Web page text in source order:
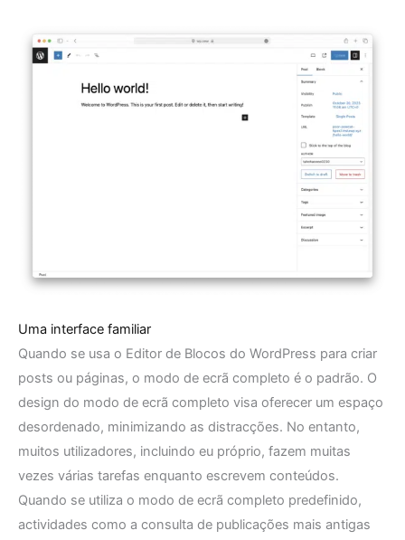
Uma interface familiar
Quando se usa o Editor de Blocos do WordPress para criar
posts ou páginas, o modo de ecrã completo é o padrão. O
design do modo de ecrã completo visa oferecer um espaço
desordenado, minimizando as distracções. No entanto,
muitos utilizadores, incluindo eu próprio, fazem muitas
vezes várias tarefas enquanto escrevem conteúdos.
Quando se utiliza o modo de ecrã completo predefinido,
actividades como a consulta de publicações mais antigas